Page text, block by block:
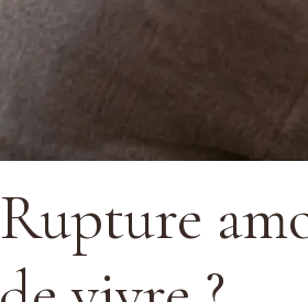
Rupture